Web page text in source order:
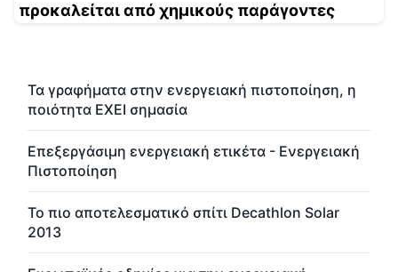
προκαλείται από χημικούς παράγοντες
Τα γραφήματα στην ενεργειακή πιστοποίηση, η
ποιότητα ΕΧΕΙ σημασία
Επεξεργάσιμη ενεργειακή ετικέτα - Ενεργειακή
Πιστοποίηση
Το πιο αποτελεσματικό σπίτι Decathlon Solar
2013